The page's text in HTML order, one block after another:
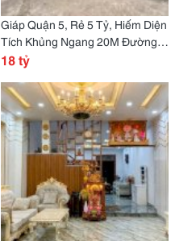
Giáp Quận 5, Rẻ 5 Tỷ, Hiếm Diện
Tích Khủng Ngang 20M Đường
Bình Đông Quận 8 Xe Hơi
18 tỷ